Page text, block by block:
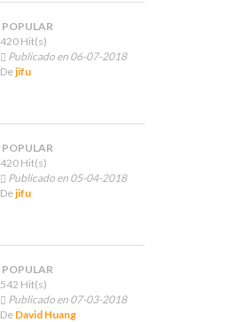
POPULAR
420 Hit(s)
Publicado en 06-07-2018
Dejifu
POPULAR
420 Hit(s)
Publicado en 05-04-2018
Dejifu
POPULAR
542 Hit(s)
Publicado en 07-03-2018
De David Huang